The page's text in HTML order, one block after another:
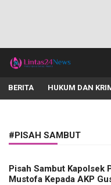
lintas24news.com
Menyingkap Setiap Realita
BERITA HUKUM DAN
#PISAH SAMBUT
Pisah Sambut Kapolsek
Mustofa Kepada AKP